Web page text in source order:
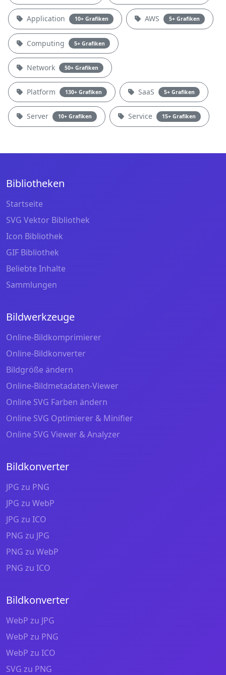
Application 10+ Grafiken AWS 5+ Grafiken
Computing 5+ Grafiken
Network 50+ Grafiken
Platform 130+ Grafiken SaaS 5+ Grafiken
Server 10+ Grafiken Service 15+ Grafiken
Bibliotheken
Startseite
SVG Vektor Bibliothek
Icon Bibliothek
GIF Bibliothek
Beliebte Inhalte
Sammlungen
Bildwerkzeuge
Online-Bildkomprimierer
Online-Bildkonverter
Bildgröße ändern
Online-Bildmetadaten-Viewer
Online SVG Farben ändern
Online SVG Optimierer & Minifier
Online SVG Viewer & Analyzer
Bildkonverter
JPG zu PNG
JPG zu WebP
JPG zu ICO
PNG zu JPG
PNG zu WebP
PNG zu ICO
Bildkonverter
WebP zu JPG
WebP zu PNG
WebP zu ICO
SVG zu PNG